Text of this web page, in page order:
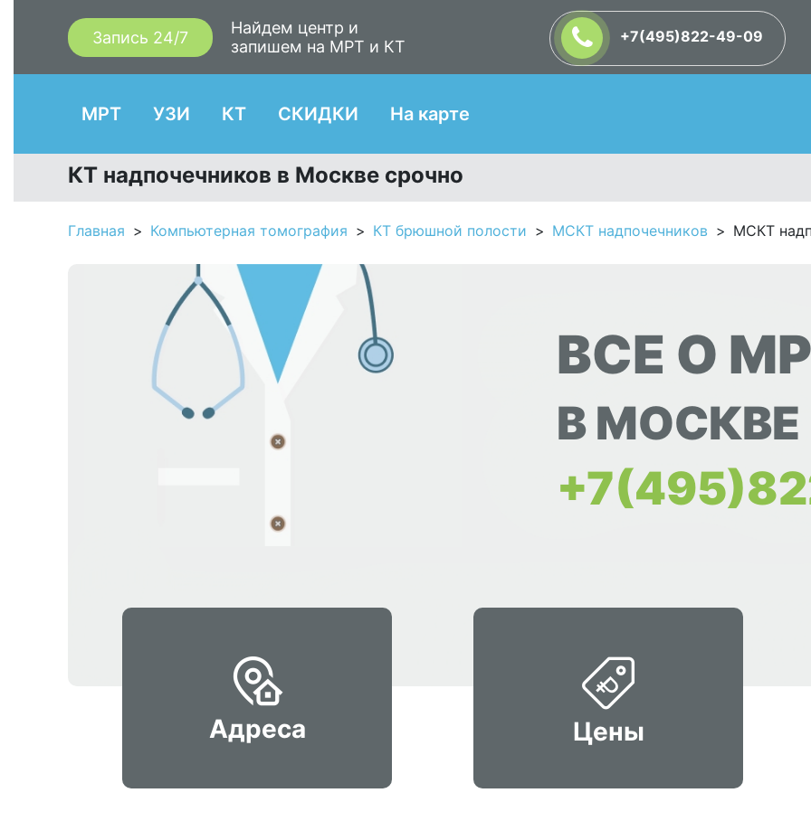
Запись 24/7
Найдем центр и
запишем на МРТ и КТ
+7(495)822-49-09
МРТ УЗИ КТ СКИДКИ На карте
КТ надпочечников в Москве срочно
Главная Компьютерная томография КТ брюшной полости МСКТ надпочечников МСКТ
ВСЕ О
В МОСКВЕ
Адреса Цены